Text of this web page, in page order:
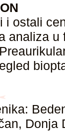
i ostali
analiza
Donja